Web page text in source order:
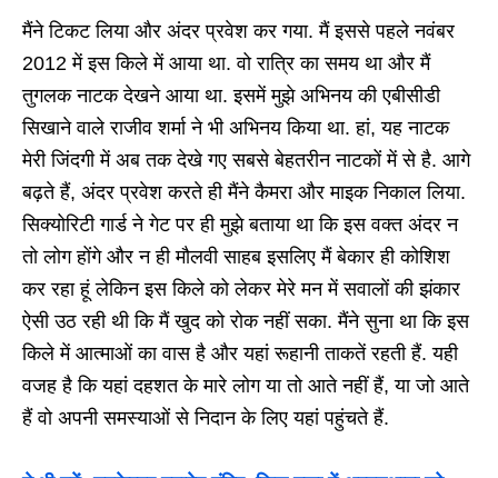
मैंने टिकट लिया और अंदर प्रवेश कर गया. मैं इससे पहले नवंबर
2012 में इस किले में आया था. वो रात्रि का समय था और मैं
तुगलक नाटक देखने आया था. इसमें मुझे अभिनय की एबीसीडी
सिखाने वाले राजीव शर्मा ने भी अभिनय किया था. हां, यह नाटक
मेरी जिंदगी में अब तक देखे गए सबसे बेहतरीन नाटकों में से है. आगे
बढ़ते हैं, अंदर प्रवेश करते ही मैंने कैमरा और माइक निकाल लिया.
सिक्योरिटी गार्ड ने गेट पर ही मुझे बताया था कि इस वक्त अंदर न
तो लोग होंगे और न ही मौलवी साहब इसलिए मैं बेकार ही कोशिश
कर रहा हूं लेकिन इस किले को लेकर मेरे मन में सवालों की झंकार
ऐसी उठ रही थी कि मैं खुद को रोक नहीं सका. मैंने सुना था कि इस
किले में आत्माओं का वास है और यहां रूहानी ताकतें रहती हैं. यही
वजह है कि यहां दहशत के मारे लोग या तो आते नहीं हैं, या जो आते
हैं वो अपनी समस्याओं से निदान के लिए यहां पहुंचते हैं.